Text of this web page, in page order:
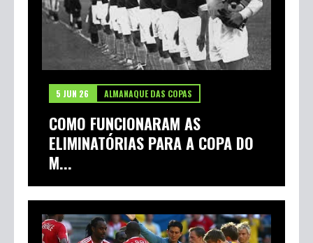
5 JUN 26 ALMANAQUE DAS COPAS
COMO FUNCIONARAM AS
ELIMINATÓRIAS PARA A COPA DO
M...